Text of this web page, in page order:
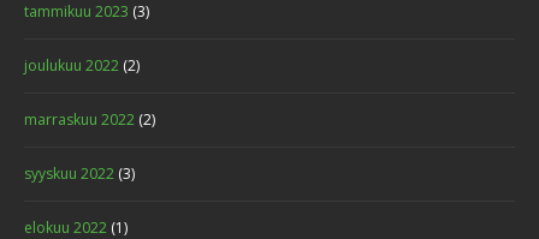
tammikuu 2023 (3)
joulukuu 2022 (2)
marraskuu 2022 (2)
syyskuu 2022 (3)
elokuu 2022 (1)